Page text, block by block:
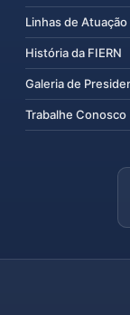
Linhas de Atuação
História da FIERN
Galeria de
Trabalhe Conosco